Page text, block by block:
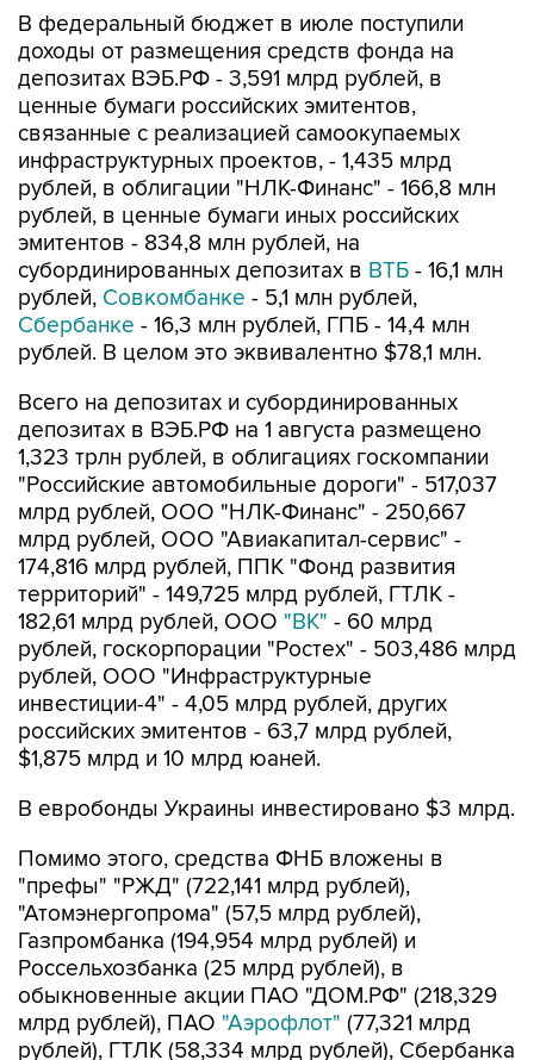
В федеральный бюджет в июле поступили
доходы от размещения средств фонда на
депозитах ВЭБ.РФ - 3,591 млрд рублей, в
ценные бумаги российских эмитентов,
связанные с реализацией самоокупаемых
инфраструктурных проектов, - 1,435 млрд
рублей, в облигации "НЛК-Финанс" - 166,8 млн
рублей, в ценные бумаги иных российских
эмитентов - 834,8 млн рублей, на
субординированных депозитах в ВТБ - 16,1 млн
рублей, Совкомбанке - 5,1 млн рублей,
Сбербанке - 16,3 млн рублей, ГПБ - 14,4 млн
рублей. В целом это эквивалентно $78,1 млн.
Всего на депозитах и субординированных
депозитах в ВЭБ.РФ на 1 августа размещено
1,323 трлн рублей, в облигациях госкомпании
"Российские автомобильные дороги" - 517,037
млрд рублей, ООО "НЛК-Финанс" - 250,667
млрд рублей, ООО "Авиакапитал-сервис" -
174,816 млрд рублей, ППК "Фонд развития
территорий" - 149,725 млрд рублей, ГТЛК -
182,61 млрд рублей, ООО "ВК" - 60 млрд
рублей, госкорпорации "Ростех" - 503,486 млрд
рублей, ООО "Инфраструктурные
инвестиции-4" - 4,05 млрд рублей, других
российских эмитентов - 63,7 млрд рублей,
$1,875 млрд и 10 млрд юаней.
В евробонды Украины инвестировано $3 млрд.
Помимо этого, средства ФНБ вложены в
"префы" "РЖД" (722,141 млрд рублей),
"Атомэнергопрома" (57,5 млрд рублей),
Газпромбанка (194,954 млрд рублей) и
Россельхозбанка (25 млрд рублей), в
обыкновенные акции ПАО "ДОМ.РФ" (218,329
млрд рублей), ПАО "Аэрофлот" (77,321 млрд
рублей), ГТЛК (58,334 млрд рублей), Сбербанка